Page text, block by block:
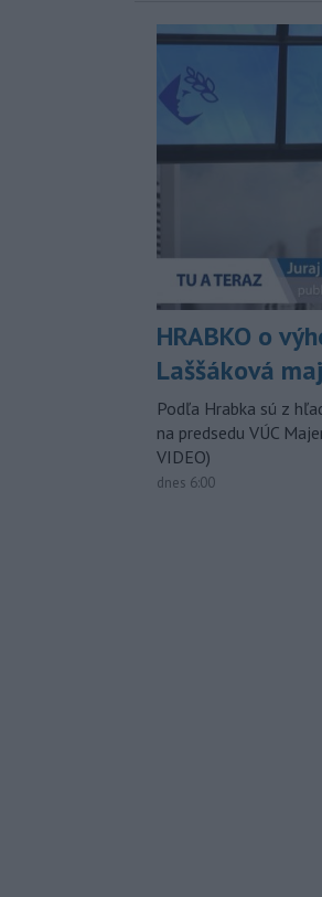
HRABKO o
Laššáková
Podľa Hrabka sú z
na predsedu VÚC
VIDEO)
dnes 6:00